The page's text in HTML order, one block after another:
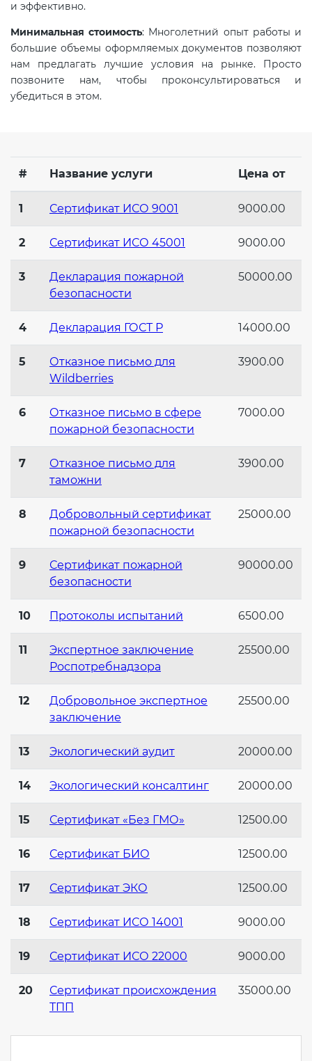
и эффективно.
Минимальная стоимость: Многолетний опыт работы и
большие объемы оформляемых документов позволяют
нам предлагать лучшие условия на рынке. Просто
позвоните нам, чтобы проконсультироваться и
убедиться в этом.
# Название услуги Цена от
1 Сертификат ИСО 9001 9000.00
2 Сертификат ИСО 45001 9000.00
3
Декларация пожарной
безопасности
50000.00
4 Декларация ГОСТ Р 14000.00
5
Отказное письмо для
Wildberries
3900.00
6
Отказное письмо в сфере
пожарной безопасности
7000.00
7
Отказное письмо для
таможни
3900.00
8
Добровольный сертификат
пожарной безопасности
25000.00
9
Сертификат пожарной
безопасности
90000.00
10 Протоколы испытаний 6500.00
11
Экспертное заключение
Роспотребнадзора
25500.00
12
Добровольное экспертное
заключение
25500.00
13 Экологический аудит 20000.00
14 Экологический консалтинг 20000.00
15 Сертификат «Без ГМО» 12500.00
16 Сертификат БИО 12500.00
17 Сертификат ЭКО 12500.00
18 Сертификат ИСО 14001 9000.00
19 Сертификат ИСО 22000 9000.00
20
Сертификат происхождения
ТПП
35000.00
оборудования (ТР ТС 010)
Сертификация средств
индивидуальной защиты (ТР ТС
019)